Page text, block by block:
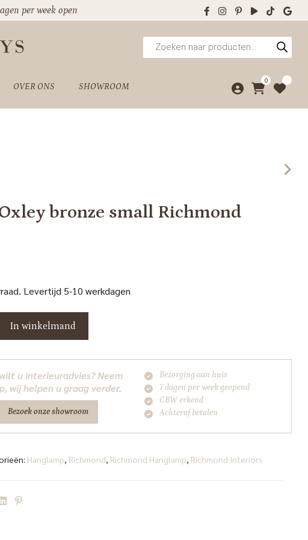
per week open
Producten
zoeken
OVER ONS SHOWROOM
0
bronze small Richmond
Levertijd 5-10 werkdagen
In winkelmand
u interieuradvies? Neem
wij helpen u graag verder.
Bezoek onze showroom
Bezorging aan huis
7 dagen per week geopend
CBW erkend
Achteraf betalen
Hanglamp, Richmond, Richmond Hanglamp, Richmond Interiors